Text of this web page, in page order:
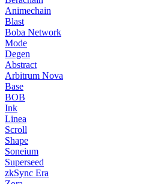
Animechain
Blast
Boba Network
Mode
Degen
Abstract
Arbitrum Nova
Base
BOB
Ink
Linea
Scroll
Shape
Soneium
Superseed
zkSync Era